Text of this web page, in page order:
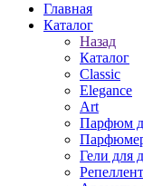
Главная
Каталог
Назад
Каталог
Classic
Elegance
Art
Парфюм
Гели для